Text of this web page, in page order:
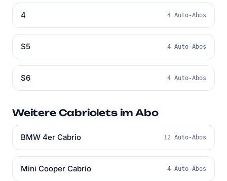
4 4 Auto-Abos
S5 4 Auto-Abos
S6 4 Auto-Abos
Weitere Cabriolets im Abo
BMW 4er Cabrio 12 Auto-Abos
Mini Cooper Cabrio 4 Auto-Abos